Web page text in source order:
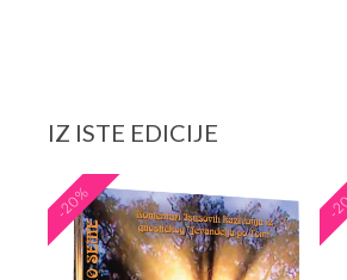
IZ ISTE EDICIJE
-20% -